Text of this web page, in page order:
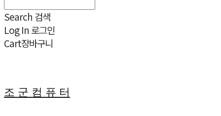
Search 검색
Log In 로그인
Cart장바구니
조 군 컴 퓨 터